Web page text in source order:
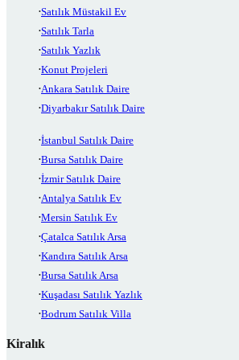
Satılık Müstakil Ev
Satılık Tarla
Satılık Yazlık
Konut Projeleri
Ankara Satılık Daire
Diyarbakır Satılık Daire
İstanbul Satılık Daire
Bursa Satılık Daire
İzmir Satılık Daire
Antalya Satılık Ev
Mersin Satılık Ev
Çatalca Satılık Arsa
Kandıra Satılık Arsa
Bursa Satılık Arsa
Kuşadası Satılık Yazlık
Bodrum Satılık Villa
Kiralık